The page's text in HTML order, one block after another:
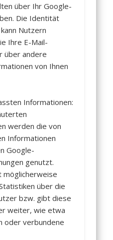
über Ihr Google-
Die Identität
Nutzern
Ihre E-Mail-
über andere
von Ihnen
Informationen:
werden die von
Informationen
Google-
genutzt.
möglicherweise
über die
bzw. gibt diese
weiter, wie etwa
oder verbundene